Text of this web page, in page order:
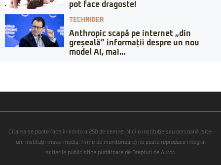
pot face dragoste!
TECHRIDER
Anthropic scapă pe internet „din
greșeală” informații despre un nou
model AI, mai...
Citarea se poate face în limita a 250 de semne. Nici o instituţie sau persoană (site-
uri, instituţii mass-media, firme de monitorizare) nu poate reproduce integral
scrierile publicistice purtătoare de Drepturi de Autor.